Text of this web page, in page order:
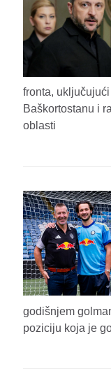
fronta,
Baškortostanu i
oblasti
godišnjem
poziciju koja je